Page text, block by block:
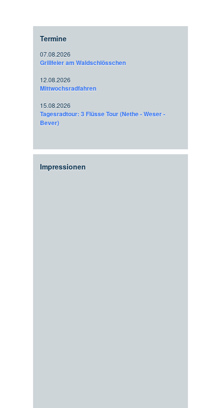
Termine
07.08.2026
Grillfeier am Waldschlösschen
12.08.2026
Mittwochsradfahren
15.08.2026
Tagesradtour: 3 Flüsse Tour (Nethe - Weser -
Bever)
Impressionen